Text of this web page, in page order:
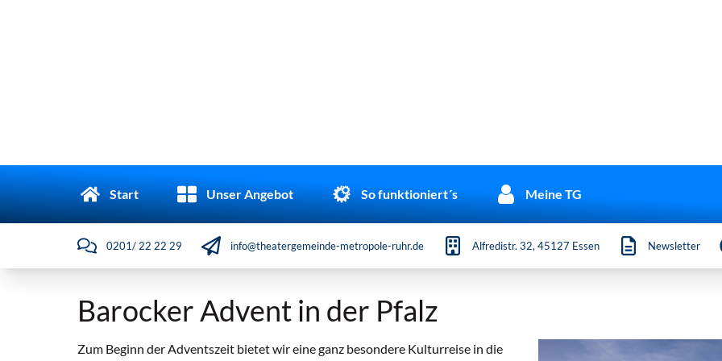
Start Unser Angebot So funktioniert´s Meine TG
0201/ 22 22 29 info@theatergemeinde-metropole-ruhr.de Alfredistr. 32, 45127 Essen Newsletter
Barocker Advent in der Pfalz
Zum Beginn der Adventszeit bietet wir eine ganz besondere Kulturreise in die